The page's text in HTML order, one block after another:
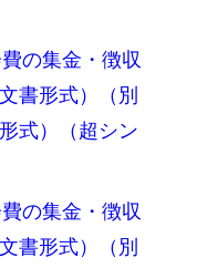
の集金・徴収
書形式）（別
式）（超シン
の集金・徴収
書形式）（別